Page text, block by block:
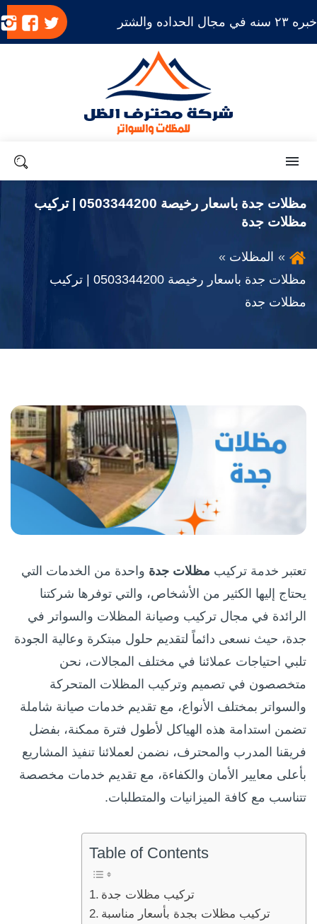
خبره ٢٣ سنه في مجال الحداده والشتر
تابعنا
علىعلى
مظلات جدة باسعار رخيصة 0503344200 | تركيب
مظلات جدة
المظلات
مظلات جدة باسعار رخيصة 0503344200 | تركيب
مظلات جدة
تعتبر خدمة تركيب مظلات جدة واحدة من الخدمات التي
يحتاج إليها الكثير من الأشخاص، والتي توفرها شركتنا
الرائدة في مجال تركيب وصيانة المظلات والسواتر في
جدة، حيث نسعى دائماً لتقديم حلول مبتكرة وعالية الجودة
تلبي احتياجات عملائنا في مختلف المجالات، نحن
متخصصون في تصميم وتركيب المظلات المتحركة
والسواتر بمختلف الأنواع، مع تقديم خدمات صيانة شاملة
تضمن استدامة هذه الهياكل لأطول فترة ممكنة، بفضل
فريقنا المدرب والمحترف، نضمن لعملائنا تنفيذ المشاريع
بأعلى معايير الأمان والكفاءة، مع تقديم خدمات مخصصة
تتناسب مع كافة الميزانيات والمتطلبات.
Table of Contents
تركيب مظلات جدة
تركيب مظلات بجدة بأسعار مناسبة